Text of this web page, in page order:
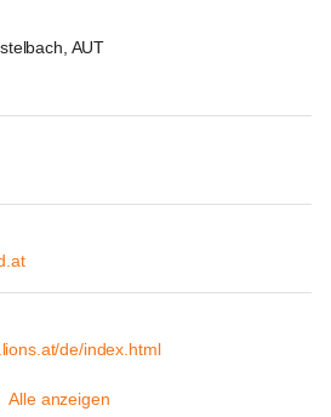
AUT
de/index.html
Alle anzeigen